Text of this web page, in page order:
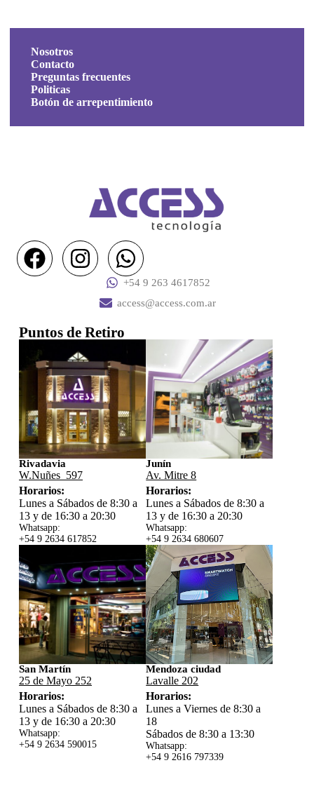
Nosotros
Contacto
Preguntas frecuentes
Politicas
Botón de arrepentimiento
+54 9 263 4617852
access@access.com.ar
Puntos de Retiro
Rivadavia
W.Nuñes 597
Horarios:
Lunes a Sábados de 8:30 a
13 y de 16:30 a 20:30
Whatsapp:
+54 9 2634 617852
Junín
Av. Mitre 8
Horarios:
Lunes a Sábados de 8:30 a
13 y de 16:30 a 20:30
Whatsapp:
+54 9 2634 680607
San Martín
25 de Mayo 252
Horarios:
Lunes a Sábados de 8:30 a
13 y de 16:30 a 20:30
Whatsapp:
+54 9 2634 590015
Mendoza ciudad
Lavalle 202
Horarios:
Lunes a Viernes de 8:30 a
18
Sábados de 8:30 a 13:30
Whatsapp:
+54 9 2616 797339